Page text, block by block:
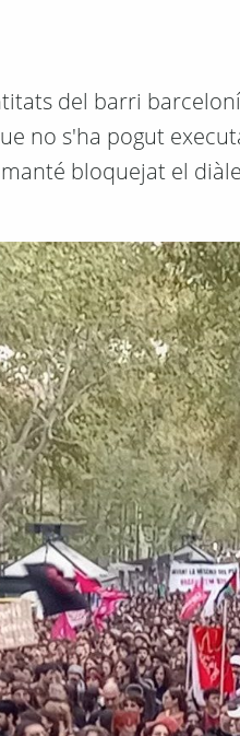
del barri
no s'ha pogut
bloquejat el